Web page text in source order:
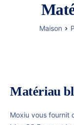
document
Maison
Matériau
Moxiu vous fournit